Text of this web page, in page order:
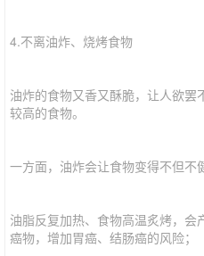
4.不离油炸、烧烤食物
油炸的食物又香又酥脆，让人欲
较高的食物。
一方面，油炸会让食物变得不但不
油脂反复加热、食物高温炙烤，
癌物，增加胃癌、结肠癌的风险；